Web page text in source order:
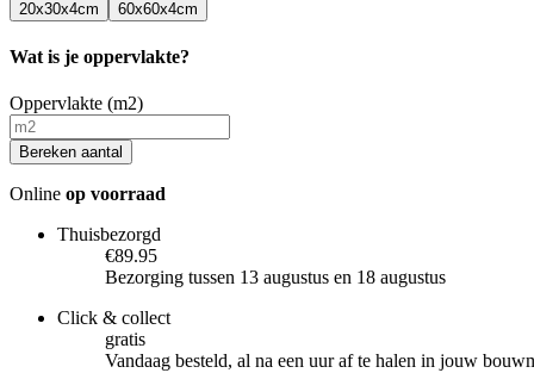
20x30x4cm 60x60x4cm
Wat is je oppervlakte?
Oppervlakte (m2)
Bereken aantal
Online op voorraad
Thuisbezorgd
€89.95
Bezorging tussen 13 augustus en 18 augustus
Click & collect
gratis
Vandaag besteld, al na een uur af te halen in jouw